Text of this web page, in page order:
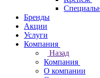
Бренды
Акции
Услуги
Компания
Назад
Компания
О компании